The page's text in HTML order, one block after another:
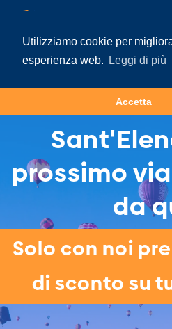
Utilizziamo cookie per
esperienza web.
Leggi di più
Accetta
Tour e
prossimo
da
Solo con noi
di sconto su